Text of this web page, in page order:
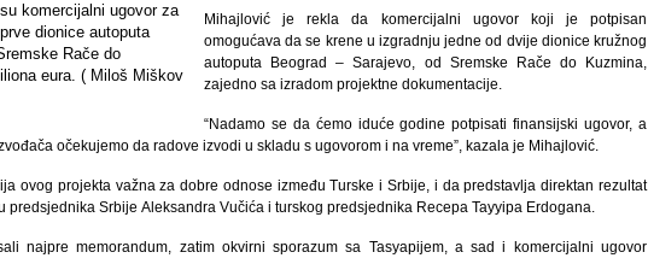
komercijalni ugovor za
dionice autoputa
Rače do
eura. ( Miloš Miškov
Mihajlović je rekla da komercijalni ugovor koji je potpisan
omogućava da se krene u izgradnju jedne od dvije dionice kružnog
autoputa Beograd – Sarajevo, od Sremske Rače do Kuzmina,
zajedno sa izradom projektne dokumentacije.
“Nadamo se da ćemo iduće godine potpisati finansijski ugovor, a
očekujemo da radove izvodi u skladu s ugovorom i na vreme”, kazala je Mihajlović.
ovog projekta važna za dobre odnose između Turske i Srbije, i da predstavlja direktan rezultat
predsjednika Srbije Aleksandra Vučića i turskog predsjednika Recepa Tayyipa Erdogana.
najpre memorandum, zatim okvirni sporazum sa Tasyapijem, a sad i komercijalni ugovor